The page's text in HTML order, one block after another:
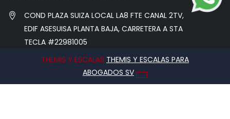
COND PLAZA SUIZA LOCAL LA8 FTE CANAL 2TV,
EDIF ASESUISA PLANTA BAJA, CARRETERA A STA
TECLA #22981005
info@hobbycentersv.com
76971338
THEMIS Y ESCALAS THEMIS Y ESCALAS PARA
ABOGADOS SV